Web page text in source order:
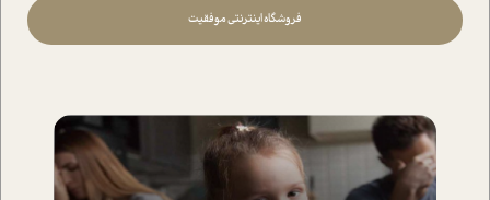
فروشگاه اینترنتی موفقیت